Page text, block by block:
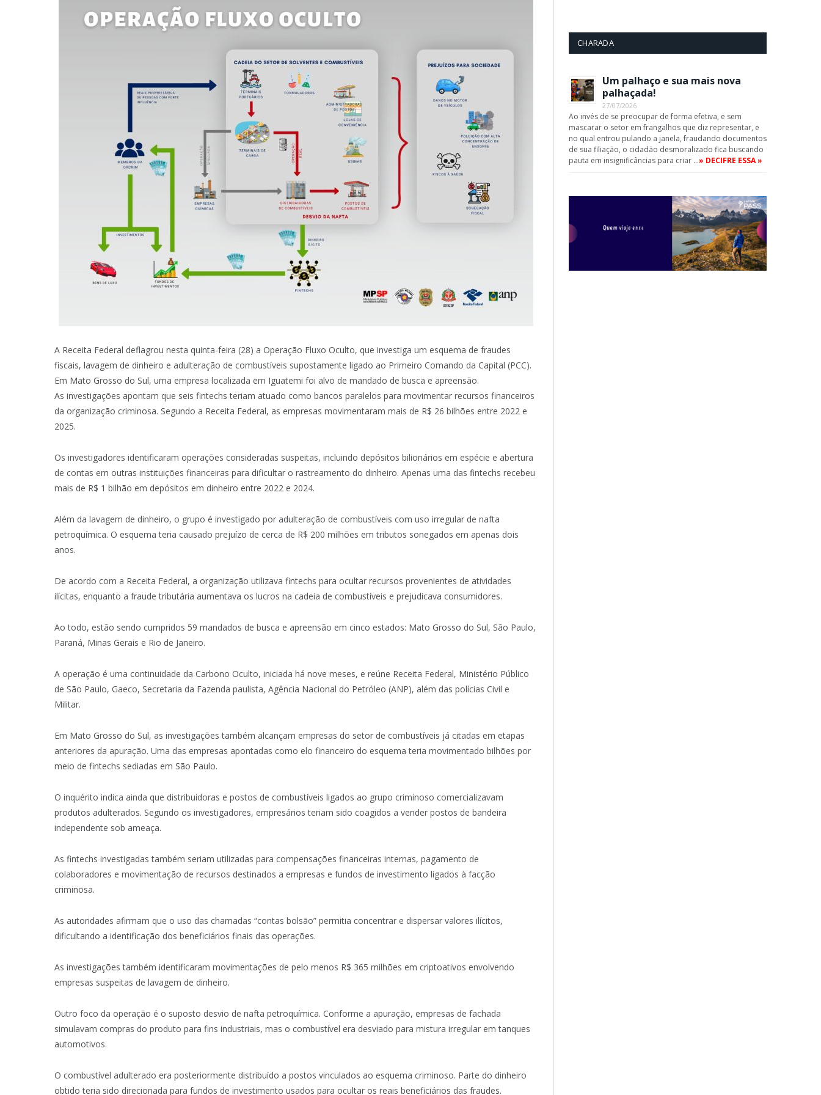
A Receita Federal deflagrou nesta quinta-feira (28) a Operação Fluxo Oculto, que investiga um esquema de fraudes
fiscais, lavagem de dinheiro e adulteração de combustíveis supostamente ligado ao Primeiro Comando da Capital (PCC).
Em Mato Grosso do Sul, uma empresa localizada em Iguatemi foi alvo de mandado de busca e apreensão.
As investigações apontam que seis fintechs teriam atuado como bancos paralelos para movimentar recursos financeiros
da organização criminosa. Segundo a Receita Federal, as empresas movimentaram mais de R$ 26 bilhões entre 2022 e
2025.
Os investigadores identificaram operações consideradas suspeitas, incluindo depósitos bilionários em espécie e abertura
de contas em outras instituições financeiras para dificultar o rastreamento do dinheiro. Apenas uma das fintechs recebeu
mais de R$ 1 bilhão em depósitos em dinheiro entre 2022 e 2024.
Além da lavagem de dinheiro, o grupo é investigado por adulteração de combustíveis com uso irregular de nafta
petroquímica. O esquema teria causado prejuízo de cerca de R$ 200 milhões em tributos sonegados em apenas dois
anos.
De acordo com a Receita Federal, a organização utilizava fintechs para ocultar recursos provenientes de atividades
ilícitas, enquanto a fraude tributária aumentava os lucros na cadeia de combustíveis e prejudicava consumidores.
Ao todo, estão sendo cumpridos 59 mandados de busca e apreensão em cinco estados: Mato Grosso do Sul, São Paulo,
Paraná, Minas Gerais e Rio de Janeiro.
A operação é uma continuidade da Carbono Oculto, iniciada há nove meses, e reúne Receita Federal, Ministério Público
de São Paulo, Gaeco, Secretaria da Fazenda paulista, Agência Nacional do Petróleo (ANP), além das polícias Civil e
Militar.
Em Mato Grosso do Sul, as investigações também alcançam empresas do setor de combustíveis já citadas em etapas
anteriores da apuração. Uma das empresas apontadas como elo financeiro do esquema teria movimentado bilhões por
meio de fintechs sediadas em São Paulo.
O inquérito indica ainda que distribuidoras e postos de combustíveis ligados ao grupo criminoso comercializavam
produtos adulterados. Segundo os investigadores, empresários teriam sido coagidos a vender postos de bandeira
independente sob ameaça.
As fintechs investigadas também seriam utilizadas para compensações financeiras internas, pagamento de
colaboradores e movimentação de recursos destinados a empresas e fundos de investimento ligados à facção
criminosa.
As autoridades afirmam que o uso das chamadas “contas bolsão” permitia concentrar e dispersar valores ilícitos,
dificultando a identificação dos beneficiários finais das operações.
As investigações também identificaram movimentações de pelo menos R$ 365 milhões em criptoativos envolvendo
empresas suspeitas de lavagem de dinheiro.
Outro foco da operação é o suposto desvio de nafta petroquímica. Conforme a apuração, empresas de fachada
simulavam compras do produto para fins industriais, mas o combustível era desviado para mistura irregular em tanques
automotivos.
O combustível adulterado era posteriormente distribuído a postos vinculados ao esquema criminoso. Parte do dinheiro
obtido teria sido direcionada para fundos de investimento usados para ocultar os reais beneficiários das fraudes.
CHARADA
Um palhaço e sua mais nova
palhaçada!
27/07/2026
Ao invés de se preocupar de forma efetiva, e sem
mascarar o setor em frangalhos que diz representar, e
no qual entrou pulando a janela, fraudando documentos
de sua filiação, o cidadão desmoralizado fica buscando
pauta em insignificâncias para criar …» DECIFRE ESSA »